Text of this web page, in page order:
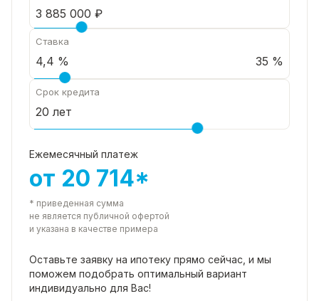
Ставка
35 %
Срок кредита
Ежемесячный платеж
от 20 714*
* приведенная сумма
не является публичной офертой
и указана в качестве примера
Оставьте заявку на ипотеку прямо сейчас, и мы
поможем подобрать оптимальный вариант
индивидуально для Вас!